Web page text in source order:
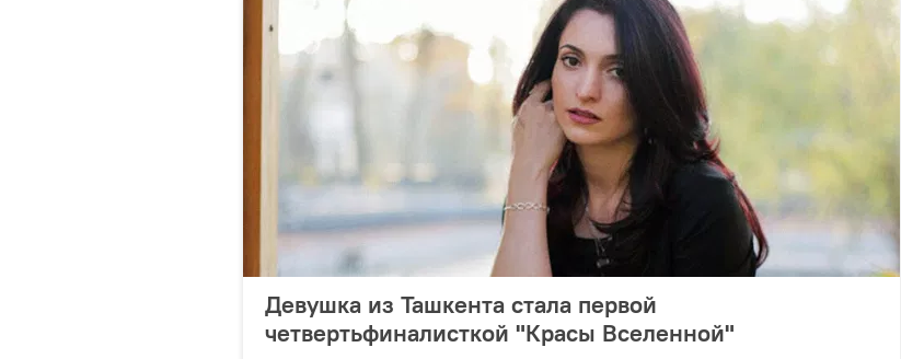
Девушка из Ташкента стала первой
четвертьфиналисткой "Красы Вселенной"